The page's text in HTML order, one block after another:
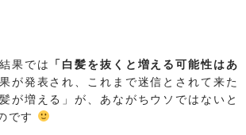
果では
「白髪を抜くと増える可能性はあ
が発表され、これまで迷信とされて来た
が増える」が、あながちウソではないと
です